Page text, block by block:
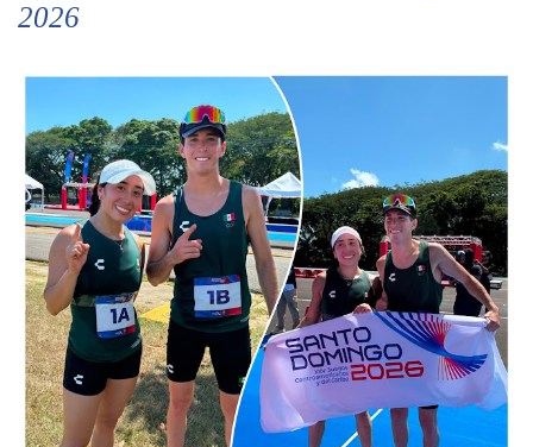
2026